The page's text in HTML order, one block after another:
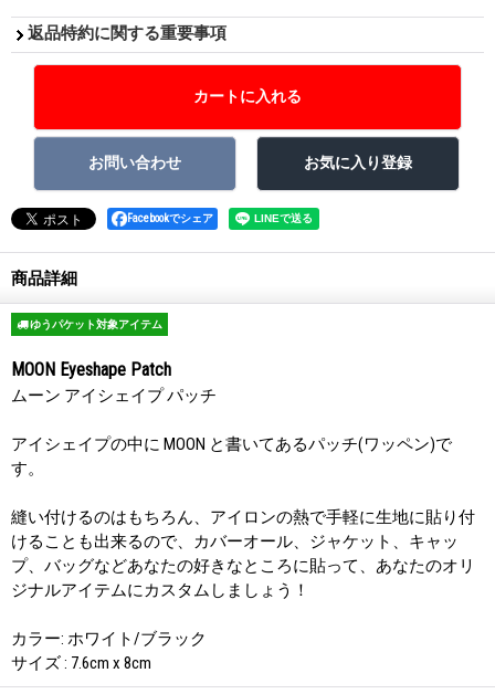
返品特約に関する重要事項
Facebookでシェア
商品詳細
ゆうパケット対象アイテム
MOON Eyeshape Patch
ムーン アイシェイプ パッチ
アイシェイプの中に MOON と書いてあるパッチ(ワッペン)で
す。
縫い付けるのはもちろん、アイロンの熱で手軽に生地に貼り付
けることも出来るので、カバーオール、ジャケット、キャッ
プ、バッグなどあなたの好きなところに貼って、あなたのオリ
ジナルアイテムにカスタムしましょう！
カラー: ホワイト/ブラック
サイズ : 7.6cm x 8cm